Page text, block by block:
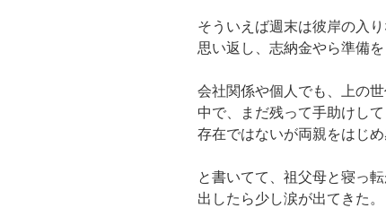
そういえば週末は彼岸の入
思い返し、志納金やら準備
会社関係や個人でも、上の
中で、まだ残って手助けし
存在ではないが両親をはじめ
と書いてて、祖父母と寝っ
出したら少し涙が出てきた。